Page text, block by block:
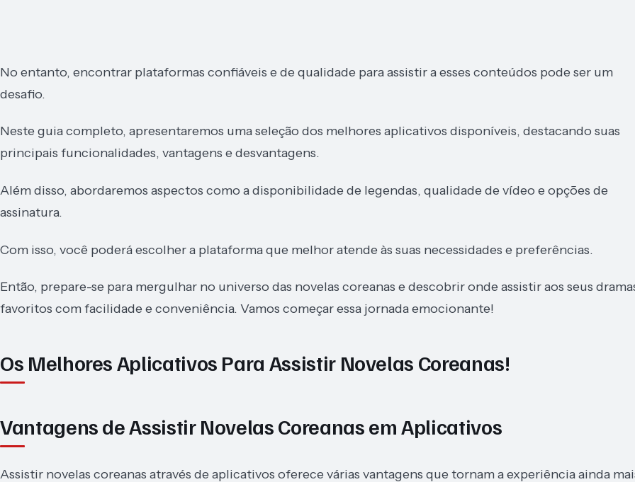
No entanto, encontrar plataformas confiáveis e de qualidade para assistir a esses conteúdos pode ser um
desafio.
Neste guia completo, apresentaremos uma seleção dos melhores aplicativos disponíveis, destacando suas
principais funcionalidades, vantagens e desvantagens.
Além disso, abordaremos aspectos como a disponibilidade de legendas, qualidade de vídeo e opções de
assinatura.
Com isso, você poderá escolher a plataforma que melhor atende às suas necessidades e preferências.
Então, prepare-se para mergulhar no universo das novelas coreanas e descobrir onde assistir aos seus
favoritos com facilidade e conveniência. Vamos começar essa jornada emocionante!
Os Melhores Aplicativos Para Assistir Novelas Coreanas!
Vantagens de Assistir Novelas Coreanas em Aplicativos
Assistir novelas coreanas através de aplicativos oferece várias vantagens que tornam a experiência ainda